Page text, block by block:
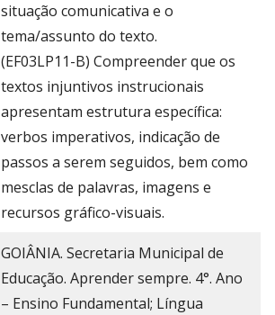
situação comunicativa e o
tema/assunto do texto.
(EF03LP11-B) Compreender que os
textos injuntivos instrucionais
apresentam estrutura específica:
verbos imperativos, indicação de
passos a serem seguidos, bem como
mesclas de palavras, imagens e
recursos gráfico-visuais.
GOIÂNIA. Secretaria Municipal de
Educação. Aprender sempre. 4°. Ano
– Ensino Fundamental; Língua